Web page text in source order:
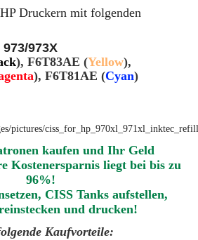
HP Druckern mit folgenden
973/973X
), F6T83AE (Yellow),
), F6T81AE (Cyan)
kaufen und Ihr Geld
Kostenersparnis liegt bei bis zu
96%!
, CISS Tanks aufstellen,
und drucken!
Kaufvorteile: